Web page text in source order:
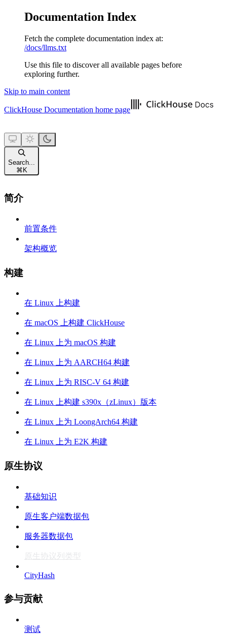
Documentation Index
Fetch the complete documentation index at:
/docs/llms.txt
Use this file to discover all available pages before
exploring further.
Skip to main content
ClickHouse Documentation home page
Search...
⌘ K
简介
前置条件
架构概览
构建
在 Linux 上构建
在 macOS 上构建 ClickHouse
在 Linux 上为 macOS 构建
在 Linux 上为 AARCH64 构建
在 Linux 上为 RISC-V 64 构建
在 Linux 上构建 s390x（zLinux）版本
在 Linux 上为 LoongArch64 构建
在 Linux 上为 E2K 构建
原生协议
基础知识
原生客户端数据包
服务器数据包
原生协议列类型
CityHash
参与贡献
测试